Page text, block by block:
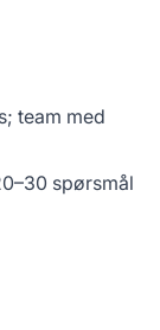
team med
spørsmål